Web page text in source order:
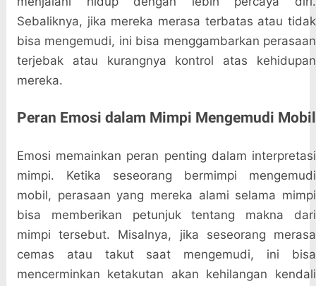
Sebaliknya, jika mereka merasa terbatas atau tidak
bisa mengemudi, ini bisa menggambarkan perasaan
terjebak atau kurangnya kontrol atas kehidupan
mereka.
Peran Emosi dalam Mimpi Mengemudi Mobil
Emosi memainkan peran penting dalam interpretasi
mimpi. Ketika seseorang bermimpi mengemudi
mobil, perasaan yang mereka alami selama mimpi
bisa memberikan petunjuk tentang makna dari
mimpi tersebut. Misalnya, jika seseorang merasa
cemas atau takut saat mengemudi, ini bisa
mencerminkan ketakutan akan kehilangan kendali